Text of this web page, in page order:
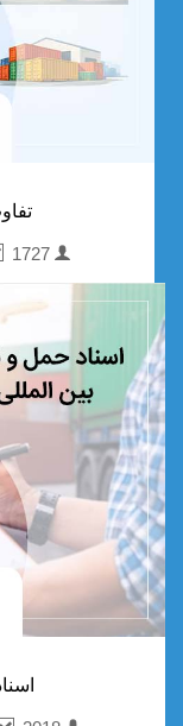
mirsaberi mahdi
1727